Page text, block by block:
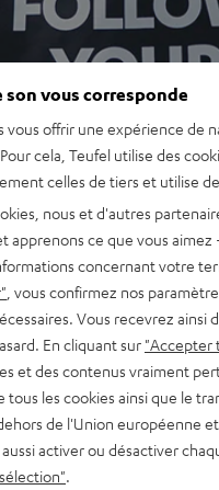
son vous corresponde
vous offrir une expérience de
cela, Teufel utilise des
celles de tiers et utilise
nous et d'autres
apprenons ce que vous
concernant votre
, vous confirmez nos
Vous recevrez
En cliquant sur "Accepter
et des contenus vraiment
tous les cookies ainsi que le
de l'Union européenne
activer ou désactiver